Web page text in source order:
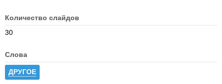
Количество слайдов
30
Слова
ДРУГОЕ